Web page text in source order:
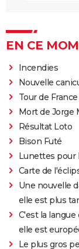
EN CE
Incendies
Nouvelle
Tour de
Mort de Jorge
Résultat Loto
Bison Futé
Lunettes pour
Carte de
Une nouvelle
elle est plus
C'est la
elle est
Le plus gros